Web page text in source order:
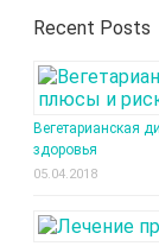
Recent Posts
Вегетарианская
здоровья
05.04.2018